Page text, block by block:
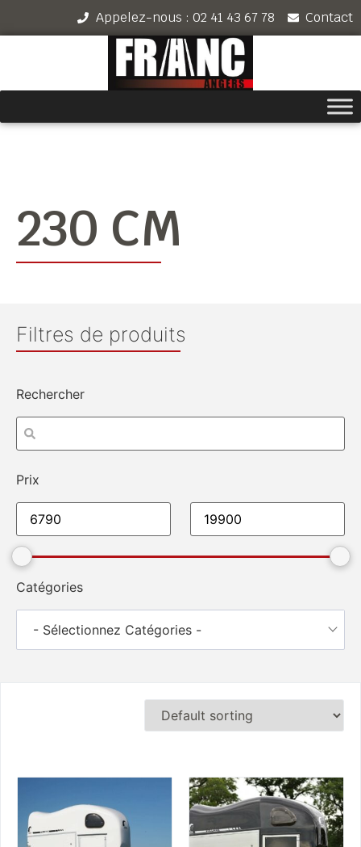
Appelez-nous : 02 41 43 67 78 Contact
230 CM
Filtres de produits
Rechercher
Prix
Catégories
- Sélectionnez Catégories -